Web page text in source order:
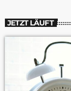
JETZT LÄUFT